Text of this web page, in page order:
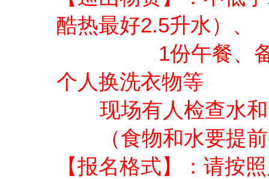
酷热最好2.5升水）、
1份午餐、
个人换洗衣物等
现场有人检查水和
（食物和水要提前
【报名格式】：请按